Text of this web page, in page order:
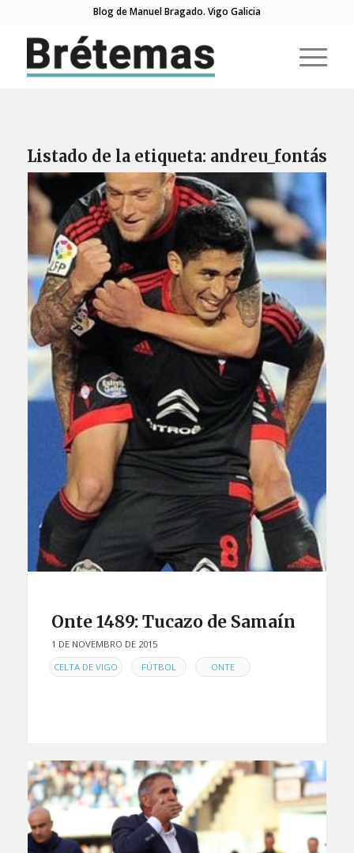
Blog de Manuel Bragado. Vigo Galicia
Listado de la etiqueta: andreu_fontás
Onte 1489: Tucazo de Samaín
1 DE NOVEMBRO DE 2015
ENCELTA DE VIGO , FÚTBOL , ONTE